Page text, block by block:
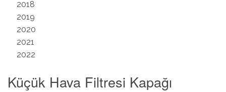
ÜYE OL
GIRIŞ
SEPET
2018
2019
2020
2021
2022
Küçük Hava Filtresi Kapağı